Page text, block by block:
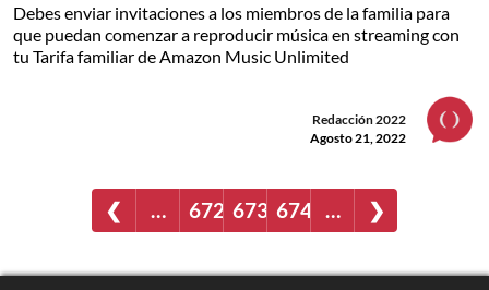
Debes enviar invitaciones a los miembros de la familia para
que puedan comenzar a reproducir música en streaming con
tu Tarifa familiar de Amazon Music Unlimited
Redacción 2022
Agosto 21, 2022
❮ … 672 673 674 … ❯